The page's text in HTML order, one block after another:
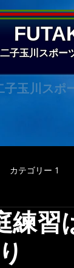
二子玉川スポー
子玉川スポ
カテゴリー 1
習